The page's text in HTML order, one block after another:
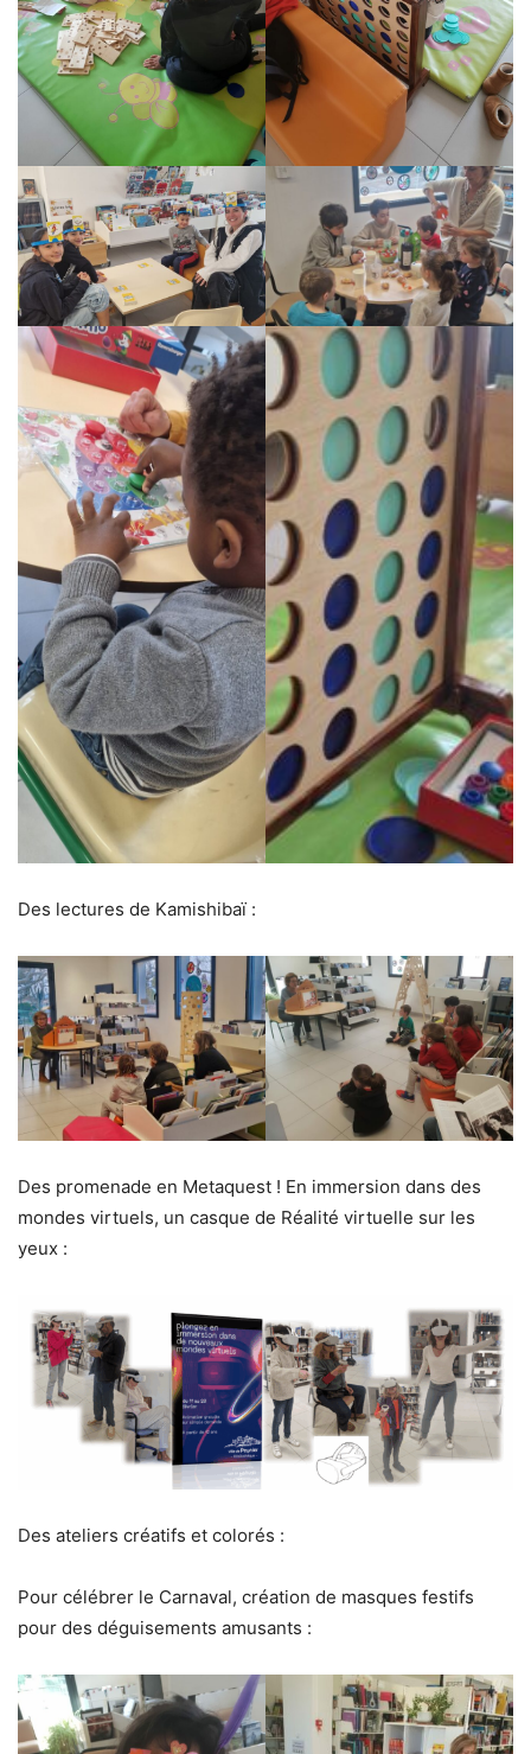
Des lectures de Kamishibaï :
Des promenade en Metaquest ! En immersion dans des
mondes virtuels, un casque de Réalité virtuelle sur les
yeux :
Des ateliers créatifs et colorés :
Pour célébrer le Carnaval, création de masques festifs
pour des déguisements amusants :